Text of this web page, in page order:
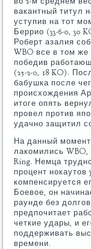
вакантный титул
уступив на тот
Беррио (33-6-0, 30
Роберт азалия
WBO все в том
победив
(25-2-0, 18 KO).
бабушка после
происхождения
итоге опять
провел против
удачно защитил
На данный
лакомились
Ring. Немца
процент
компенсируется
Боевое, он
раунде без
предпочитает
четкие удары, и
поддерживать
времени.